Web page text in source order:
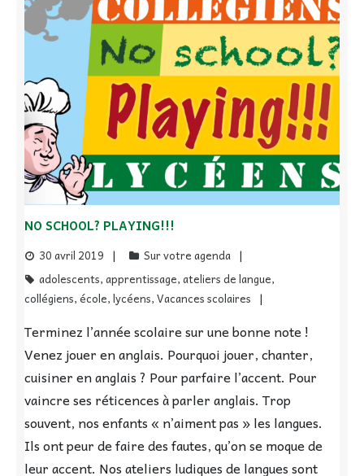
NO SCHOOL? PLAYING!!!
30 avril 2019
Sur votre agenda
adolescents,apprentissage,ateliers de langue,
collégiens,école,lycéens,Vacances scolaires
Terminez l’année scolaire sur une bonne note !
Venez jouer en anglais. Pourquoi jouer, chanter,
cuisiner en anglais ? Pour parfaire l’accent. Pour
vaincre ses réticences à parler anglais. Trop
souvent, nos enfants « n’aiment pas » les langues.
Ils ont peur de faire des fautes, qu’on se moque de
leur accent. Nos ateliers ludiques de langues sont